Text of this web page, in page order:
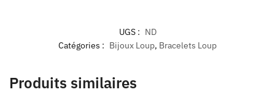
UGS : ND
Catégories : Bijoux Loup, Bracelets Loup
Produits similaires